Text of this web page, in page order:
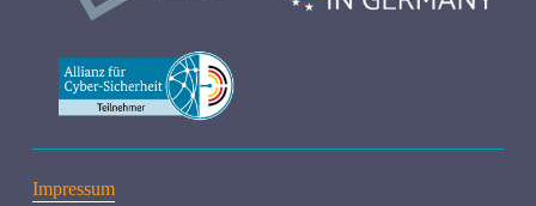
Impressum